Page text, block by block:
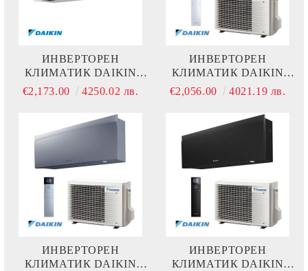
ИНВЕРТОРЕН
КЛИМАТИК DAIKIN
EMURA 3 FTXJ25AW +
€2,173.00 4250.02 лв.
ИНВЕРТОРЕН
КЛИМАТИК DAIKIN
EMURA 3 FTXJ20AW +
€2,056.00 4021.19 лв.
ИНВЕРТОРЕН
КЛИМАТИК DAIKIN
ИНВЕРТОРЕН
КЛИМАТИК DAIKIN